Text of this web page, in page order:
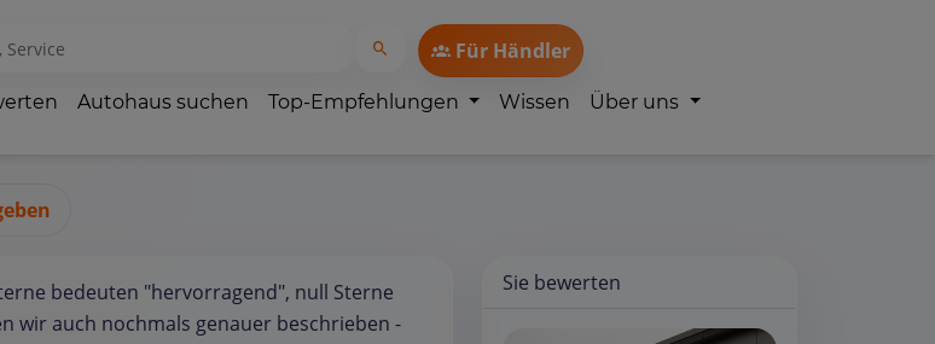
Für Händler
Autohaus suchen Top-Empfehlungen Wissen Über uns
Sie bewerten
bedeuten "hervorragend", null Sterne
wir auch nochmals genauer beschrieben -